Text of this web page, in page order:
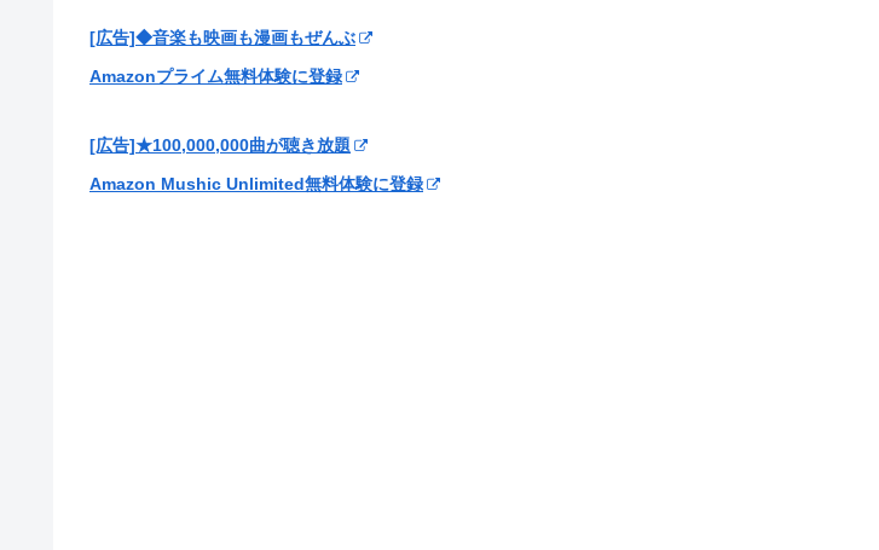
[広告]◆音楽も映画も漫画もぜんぶ
Amazonプライム無料体験に登録
[広告]★100,000,000曲が聴き放題
Amazon Mushic Unlimited無料体験に登録